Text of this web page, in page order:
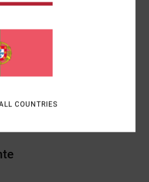
na cintura e na bainha da parte
traseiros
60% algodão, 40% viscose
COUNTRIES